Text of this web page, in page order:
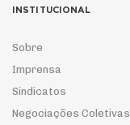
INSTITUCIONAL
Sobre
Imprensa
Sindicatos
Negociações Coletivas